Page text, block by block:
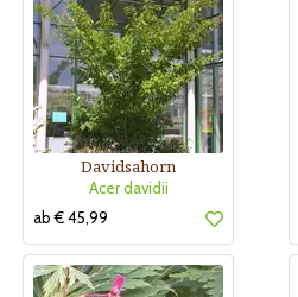
Davidsahorn
Acer davidii
ab € 45,99